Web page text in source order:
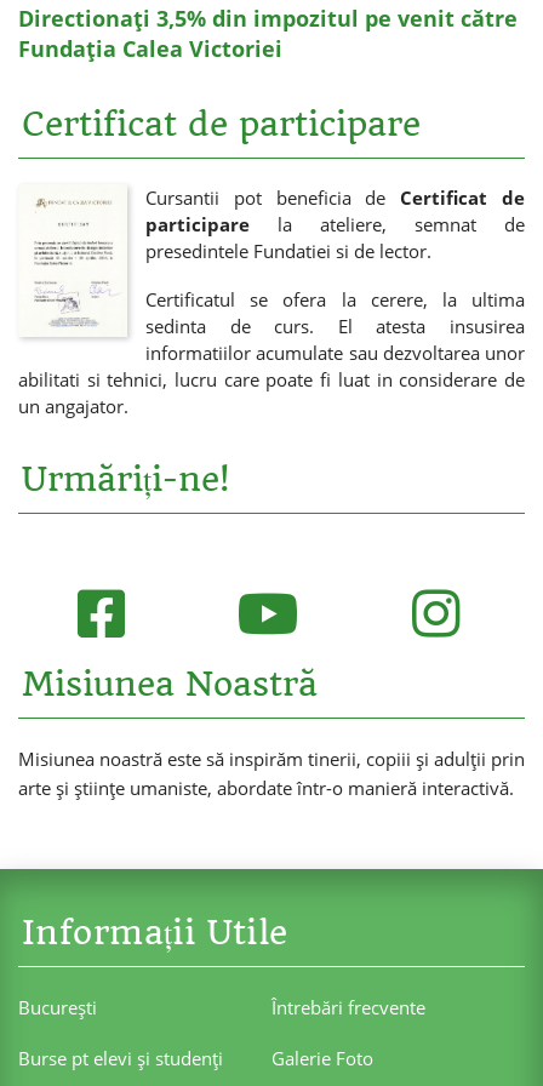
Directionați 3,5% din impozitul pe venit către
Fundația Calea Victoriei
Certificat de participare
Cursantii pot beneficia de Certificat de
participare la ateliere, semnat de
presedintele Fundatiei si de lector.
Certificatul se ofera la cerere, la ultima
sedinta de curs. El atesta insusirea
informatiilor acumulate sau dezvoltarea unor
abilitati si tehnici, lucru care poate fi luat in considerare de
un angajator.
Urmăriți-ne!
Misiunea Noastră
Misiunea noastră este să inspirăm tinerii, copiii și adulții prin
arte și științe umaniste, abordate într-o manieră interactivă.
Informații Utile
Bucureşti Întrebări frecvente
Burse pt elevi şi studenţi Galerie Foto